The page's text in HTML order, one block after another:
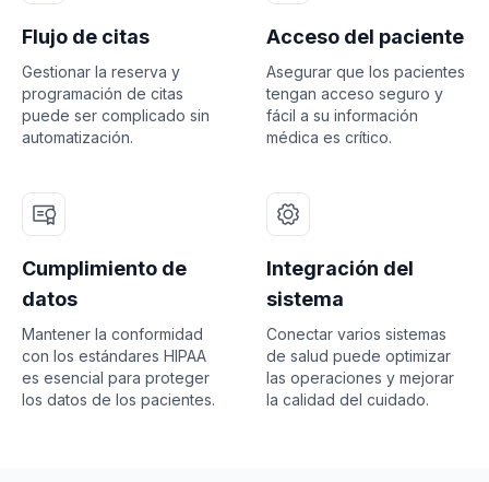
Flujo de citas
Gestionar la reserva y
programación de citas
puede ser complicado sin
automatización.
Acceso del paciente
Asegurar que los pacientes
tengan acceso seguro y
fácil a su información
médica es crítico.
Cumplimiento de
datos
Mantener la conformidad
con los estándares HIPAA
es esencial para proteger
los datos de los pacientes.
Integración del
sistema
Conectar varios sistemas
de salud puede optimizar
las operaciones y mejorar
la calidad del cuidado.